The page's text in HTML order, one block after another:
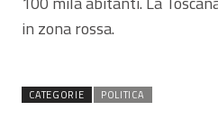
in zona rossa.
CATEGORIE POLITICA